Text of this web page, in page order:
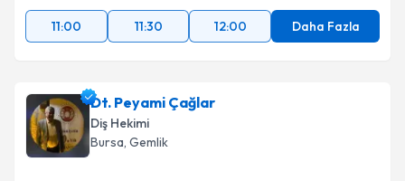
11:00
11:30 12:00 Daha Fazla
Dt. Peyami Çağlar
Diş Hekimi
Bursa, Gemlik